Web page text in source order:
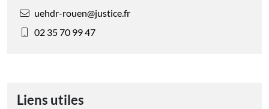
uehdr-rouen@justice.fr
02 35 70 99 47
Liens utiles